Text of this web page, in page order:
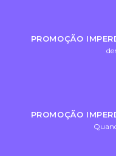
PROMOÇÃO
PROMOÇÃO